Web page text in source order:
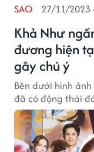
Khả Như
đương hiện
gây chú ý
SAO 27/11/2023
Bên dưới hình
đã có động thái